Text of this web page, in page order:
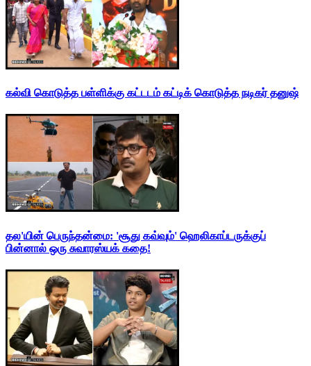
கல்வி கொடுத்த பள்ளிக்கு கட்டடம் கட்டிக் கொடுத்த நடிகர் தனுஷ்
தல'யின் பெருந்தன்மை: 'சூது கவ்வும்' ஹெலிகாப்டருக்குப்
பின்னால் ஒரு சுவாரஸ்யக் கதை!